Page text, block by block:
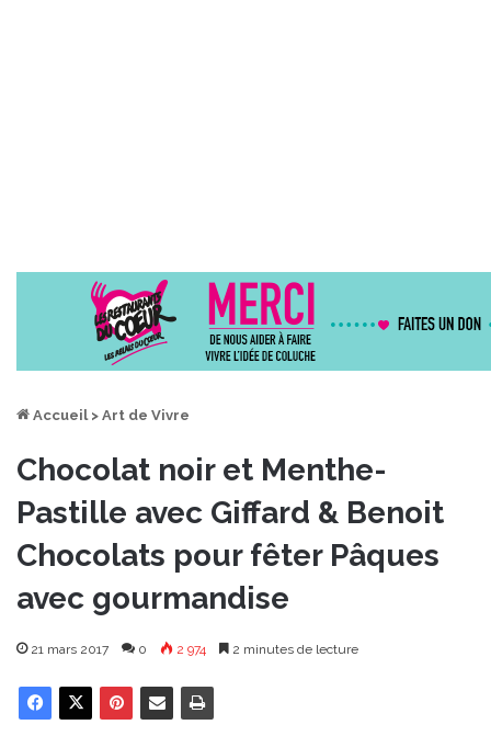
Accueil > Art de Vivre
Chocolat noir et Menthe-
Pastille avec Giffard & Benoit
Chocolats pour fêter Pâques
avec gourmandise
21 mars 2017 0 2 974 2 minutes de lecture